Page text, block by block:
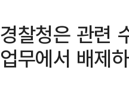
경찰청은 관련
업무에서 배제